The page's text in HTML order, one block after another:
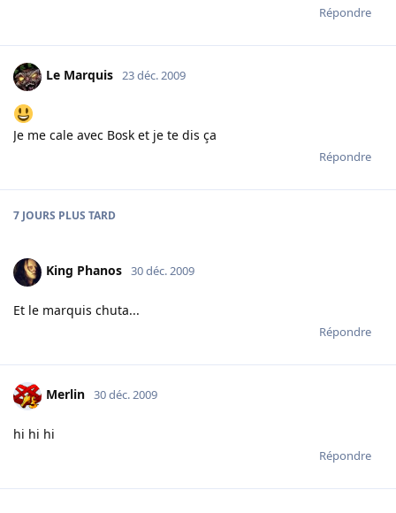
Répondre
Le Marquis 23 déc. 2009
Je me cale avec Bosk et je te dis ça
Répondre
7 JOURS PLUS TARD
King Phanos 30 déc. 2009
Et le marquis chuta...
Répondre
Merlin 30 déc. 2009
hi hi hi
Répondre